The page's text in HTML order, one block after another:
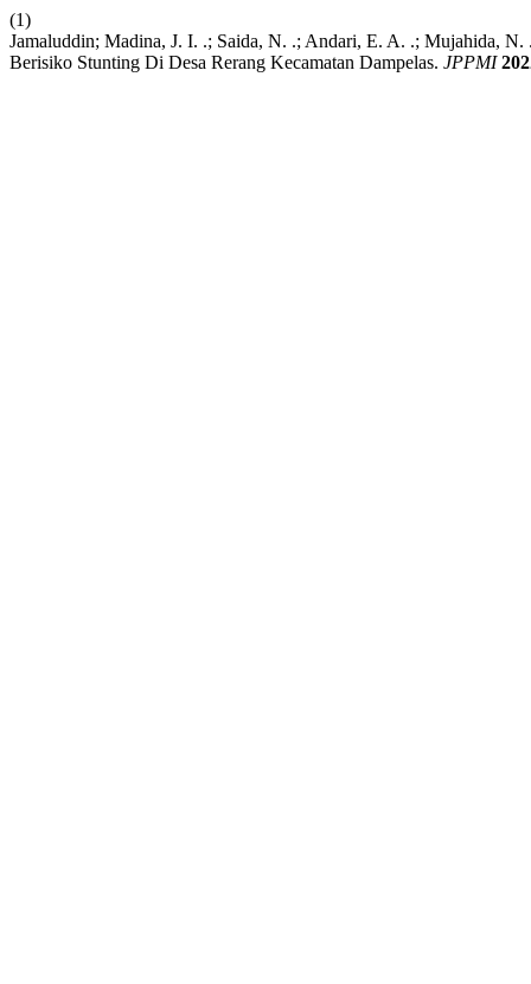
(1)
Jamaluddin; Madina, J. I. .; Saida, N. .; Andari, E. A. .; Mujahida,
Berisiko Stunting Di Desa Rerang Kecamatan Dampelas. JPPMI